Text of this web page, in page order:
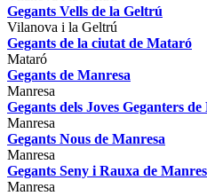
Gegants Vells de la Geltrú
Vilanova i la Geltrú
Gegants de la ciutat de Mataró
Mataró
Gegants de Manresa
Manresa
Gegants dels Joves Geganters
Manresa
Gegants Nous de Manresa
Manresa
Gegants Seny i Rauxa de
Manresa